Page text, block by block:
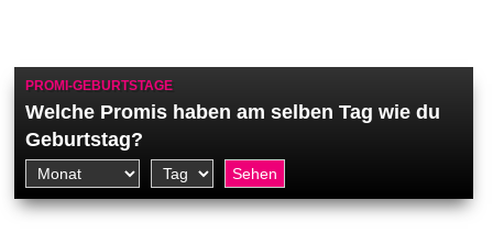
PROMI-GEBURTSTAGE
Welche Promis haben am selben Tag wie du
Geburtstag?